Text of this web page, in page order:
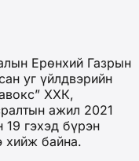
Ерөнхий Газрын
уг үйлдвэрийн
ХХК,
ажил 2021
гэхэд бүрэн
хийж байна.